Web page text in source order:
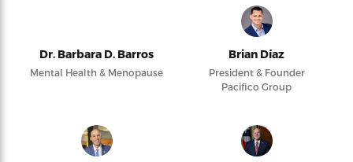
Dr. Barbara D. Barros
Mental Health & Menopause
Brian Díaz
President & Founder
Pacifico Group